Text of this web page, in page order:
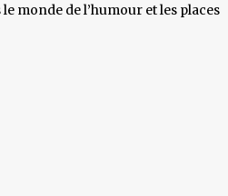
monde de l’humour et les places